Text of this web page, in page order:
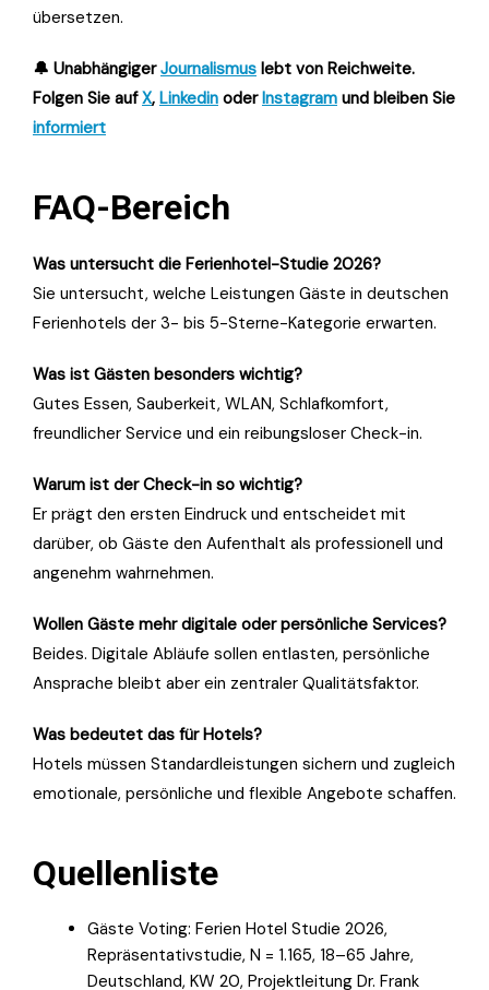
übersetzen.
🔔 UnabhängigerJournalismus lebt von Reichweite.
Folgen Sie aufX, Linkedin oderInstagram und bleiben Sie
informiert
FAQ-Bereich
Was untersucht die Ferienhotel-Studie 2026?
Sie untersucht, welche Leistungen Gäste in deutschen
Ferienhotels der 3- bis 5-Sterne-Kategorie erwarten.
Was ist Gästen besonders wichtig?
Gutes Essen, Sauberkeit, WLAN, Schlafkomfort,
freundlicher Service und ein reibungsloser Check-in.
Warum ist der Check-in so wichtig?
Er prägt den ersten Eindruck und entscheidet mit
darüber, ob Gäste den Aufenthalt als professionell und
angenehm wahrnehmen.
Wollen Gäste mehr digitale oder persönliche Services?
Beides. Digitale Abläufe sollen entlasten, persönliche
Ansprache bleibt aber ein zentraler Qualitätsfaktor.
Was bedeutet das für Hotels?
Hotels müssen Standardleistungen sichern und zugleich
emotionale, persönliche und flexible Angebote schaffen.
Quellenliste
Gäste Voting: Ferien Hotel Studie 2026,
Repräsentativstudie, N = 1.165, 18–65 Jahre,
Deutschland, KW 20, Projektleitung Dr. Frank